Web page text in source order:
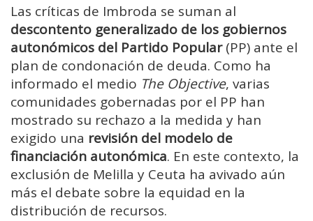
Las críticas de Imbroda se suman al
descontento generalizado de los gobiernos
autonómicos del Partido Popular(PP) ante el
plan de condonación de deuda. Como ha
informado el medio The Objective, varias
comunidades gobernadas por el PP han
mostrado su rechazo a la medida y han
exigido una revisión del modelo de
financiación autonómica. En este contexto, la
exclusión de Melilla y Ceuta ha avivado aún
más el debate sobre la equidad en la
distribución de recursos.